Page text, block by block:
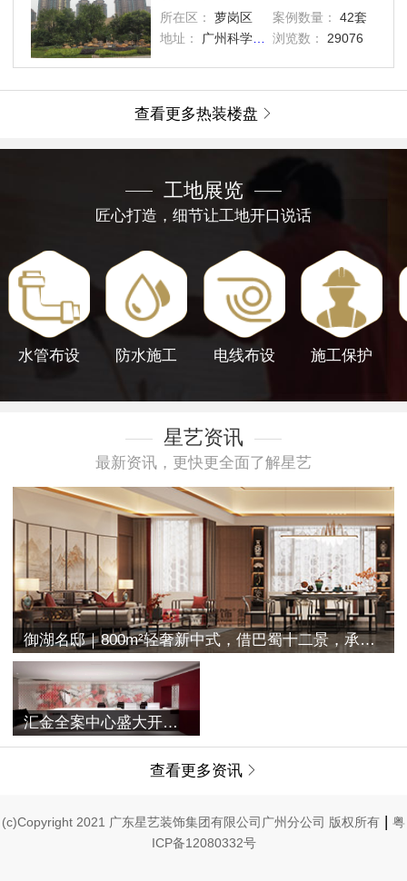
所在区： 萝岗区 案例数量：
42套
地址：
广州科学城西区 浏览数： 29076
查看更多热装楼盘 
工地展览
匠心打造，细节让工地开口说话
水管布设 防水施工 电线布设 施工保护
星艺资讯
最新资讯，更快更全面了解星艺
御湖名邸｜800m²轻奢新中式，借巴蜀十二景，承古典之空灵
汇金全案中心盛大开业 | 融合过往与未来，唤醒家的美学记忆
查看更多资讯 
(c)Copyright 2021 广东星艺装饰集团有限公司广州分公司 版权所有 | 粤
ICP备12080332号